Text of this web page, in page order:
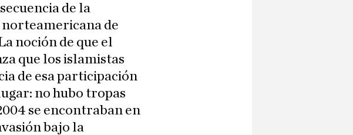
de la
de
noción de que el
que los islamistas
de esa participación
no hubo tropas
se encontraban en
bajo la